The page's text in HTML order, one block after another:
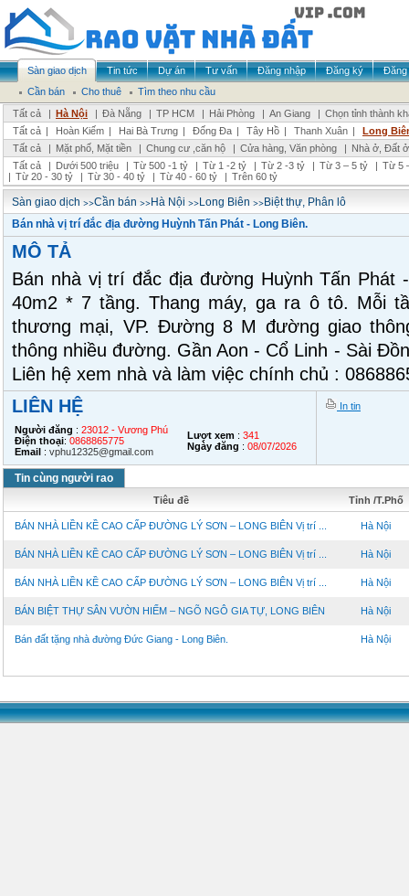
Sàn giao dịch Tin tức Dự án Tư vấn Đăng nhập Đăng ký
Đăng
Cần bán
Cho thuê
Tìm theo nhu cầu
Tất cả
| Hà Nội | Đà Nẵng | TP HCM | Hải Phòng | An Giang | Chọn tỉnh thành
Tất cả | Hoàn Kiếm | Hai Bà Trưng | Đống Đa | Tây Hồ | Thanh Xuân |
Long
Tất cả
| Mặt phố, Mặt tiền | Chung cư ,căn hộ | Cửa hàng, Văn phòng | Nhà ở, Đất ở
Tất cả
| Dưới 500 triệu | Từ 500 -1 tỷ | Từ 1 -2 tỷ | Từ 2 -3 tỷ | Từ 3 – 5 tỷ | Từ 5
| Từ 20 - 30 tỷ | Từ 30 - 40 tỷ | Từ 40 - 60 tỷ | Trên 60 tỷ
Sàn giao dịch >>Cần bán >>Hà Nội >>Long Biên >>Biệt thự, Phân lô
Bán nhà vị trí đắc địa đường Huỳnh Tấn Phát - Long Biên.
MÔ TẢ
Bán nhà vị trí đắc địa đường Huỳnh Tấn Phát
40m2 * 7 tầng. Thang máy, ga ra ô tô. Mỗi
thương mại, VP. Đường 8 M đường giao
thông nhiều đường. Gần Aon - Cổ Linh - Sài
Liên hệ xem nhà và làm việc chính chủ :
LIÊN HỆ
Người đăng : 23012 - Vương Phú
Điện thoại: 0868865775
Email : vphu12325@gmail.com
Lượt xem : 341
Ngày đăng : 08/07/2026
In tin
Tin cùng người rao
Tiêu đề Tỉnh /T.Phố
BÁN NHÀ LIỀN KỀ CAO CẤP ĐƯỜNG LÝ SƠN – LONG BIÊN Vị trí ... Hà Nội
BÁN NHÀ LIỀN KỀ CAO CẤP ĐƯỜNG LÝ SƠN – LONG BIÊN Vị trí ... Hà Nội
BÁN NHÀ LIỀN KỀ CAO CẤP ĐƯỜNG LÝ SƠN – LONG BIÊN Vị trí ... Hà Nội
BÁN BIỆT THỰ SÂN VƯỜN HIẾM – NGÕ NGÔ GIA TỰ, LONG BIÊN Hà Nội
Bán đất tặng nhà đường Đức Giang - Long Biên. Hà Nội